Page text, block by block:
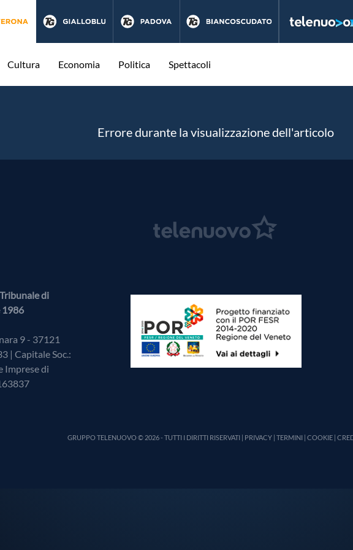
Cultura Economia Politica Spettacoli
Errore durante la visualizzazione dell'articolo
di
1986
9 - 37121
| Capitale Soc.:
Imprese di
GRUPPO TELENUOVO © 2026 - TUTTI I DIRITTI RISERVATI | PRIVACY | TERMINI | COOKIE |